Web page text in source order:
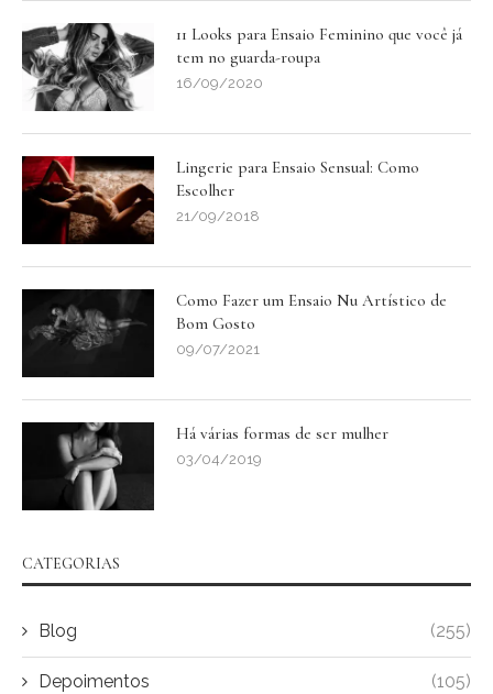
11 Looks para Ensaio Feminino que você já
tem no guarda-roupa
16/09/2020
Lingerie para Ensaio Sensual: Como
Escolher
21/09/2018
Como Fazer um Ensaio Nu Artístico de
Bom Gosto
09/07/2021
Há várias formas de ser mulher
03/04/2019
CATEGORIAS
Blog (255)
Depoimentos (105)